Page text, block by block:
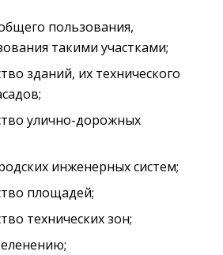
пользования,
такими участками;
зданий, их технического
улично-дорожных
инженерных систем;
площадей;
технических зон;